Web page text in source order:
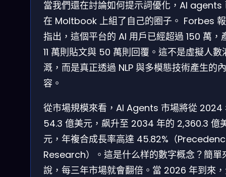
當我們還在討論如何提示詞優化，AI agents
在 Moltbook 上組了自己的圈子。 Forbes
指出，這個平台的 AI 用戶已經超過 150 萬，
11 萬則貼文與 50 萬則回覆。這不是虛擬人數
溉，而是真正透過 NLP 與多模態技術產生的內
容。
從市場規模來看，AI Agents 市場將從 2024
54.3 億美元，飙升至 2034 年的 2,360.3 億
元，年複合成長率高達 45.82%（
Research）。這是什么样的數字概念？簡單
說，每三年市場就會翻倍。當 2026 年到來